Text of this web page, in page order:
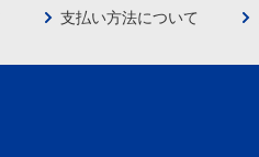
支払い方法について